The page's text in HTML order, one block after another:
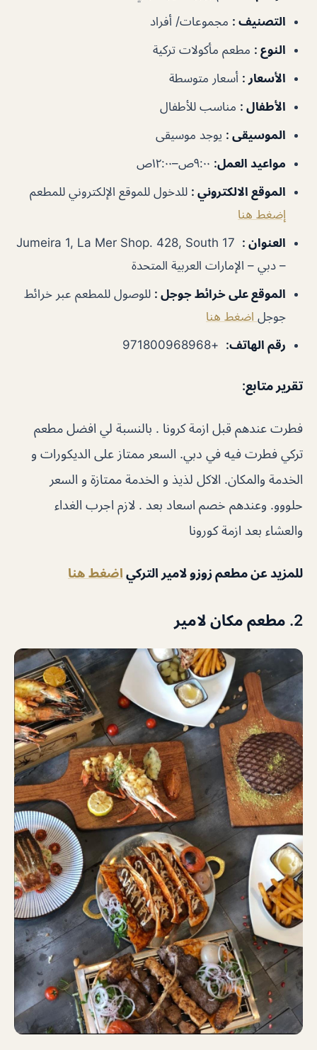
التصنيف : مجموعات/ أفراد
النوع : مطعم مأكولات تركية
الأسعار : أسعار متوسطة
الأطفال : مناسب للأطفال
الموسيقى : يوجد موسيقى
مواعيد العمل:
الموقع الالكتروني : للدخول للموقع الإلكتروني للمطعم
إضغط هنا
العنوان :
Jumeira 1, La Mer Shop. 428, South 17
– دبي – الإمارات العربية المتحدة
الموقع على خرائط جوجل : للوصول للمطعم عبر خرائط
جوجل اضغط هنا
رقم الهاتف:
+971800968968
تقرير متابع:
فطرت عندهم قبل ازمة كرونا . بالنسبة لي افضل مطعم
تركي فطرت فيه في دبي. السعر ممتاز على الديكورات و
الخدمة والمكان. الاكل لذيذ و الخدمة ممتازة و السعر
حلووو. وعندهم خصم اسعاد بعد . لازم اجرب الغداء
والعشاء بعد ازمة كورونا
للمزيد عن مطعم زوزو لامير التركي اضغط هنا
2. مطعم مكان لامير